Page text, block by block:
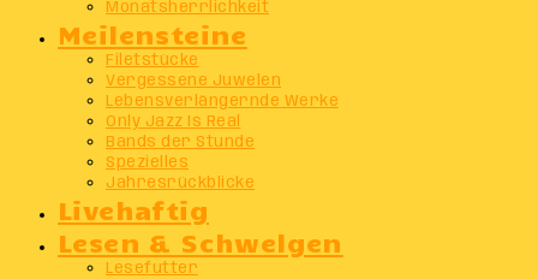
Monatsherrlichkeit
Meilensteine
Filetstücke
Vergessene Juwelen
Lebensverlängernde Werke
Only Jazz Is Real
Bands der Stunde
Spezielles
Jahresrückblicke
Livehaftig
Lesen & Schwelgen
Lesefutter